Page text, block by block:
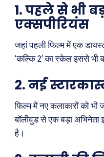
1. पहले से भी
एक्सपीरियंस
जहां पहली फिल्म में एक
‘कल्कि 2’ का स्केल इससे भी
2. नई
फिल्म में नए कलाकारों को भी
बॉलीवुड से एक बड़ा अभिनेता
है।